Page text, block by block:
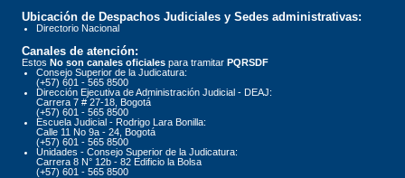
Ubicación de Despachos Judiciales y Sedes administrativas:
Directorio Nacional
Canales de atención:
Estos No son canales oficiales para tramitar PQRSDF
Consejo Superior de la Judicatura:
(+57) 601 - 565 8500
Dirección Ejecutiva de Administración Judicial - DEAJ:
Carrera 7 # 27-18, Bogotá
(+57) 601 - 565 8500
Escuela Judicial - Rodrigo Lara Bonilla:
Calle 11 No 9a - 24, Bogotá
(+57) 601 - 565 8500
Unidades - Consejo Superior de la Judicatura:
Carrera 8 N° 12b - 82 Edificio la Bolsa
(+57) 601 - 565 8500